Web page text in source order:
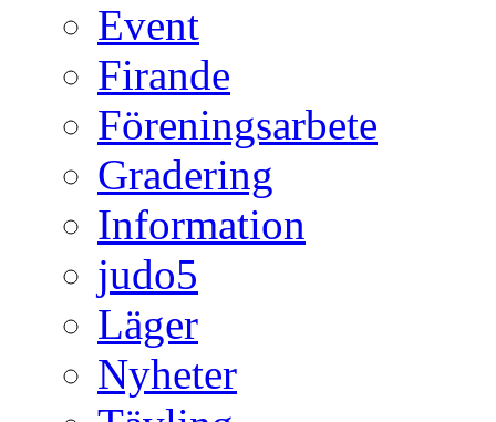
Event
Firande
Föreningsarbete
Gradering
Information
judo5
Läger
Nyheter